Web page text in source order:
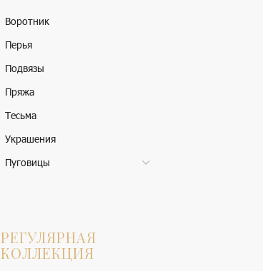
Воротник
Перья
Подвязы
Пряжа
Тесьма
Украшения
Пуговицы
РЕГУЛЯРНАЯ
КОЛЛЕКЦИЯ